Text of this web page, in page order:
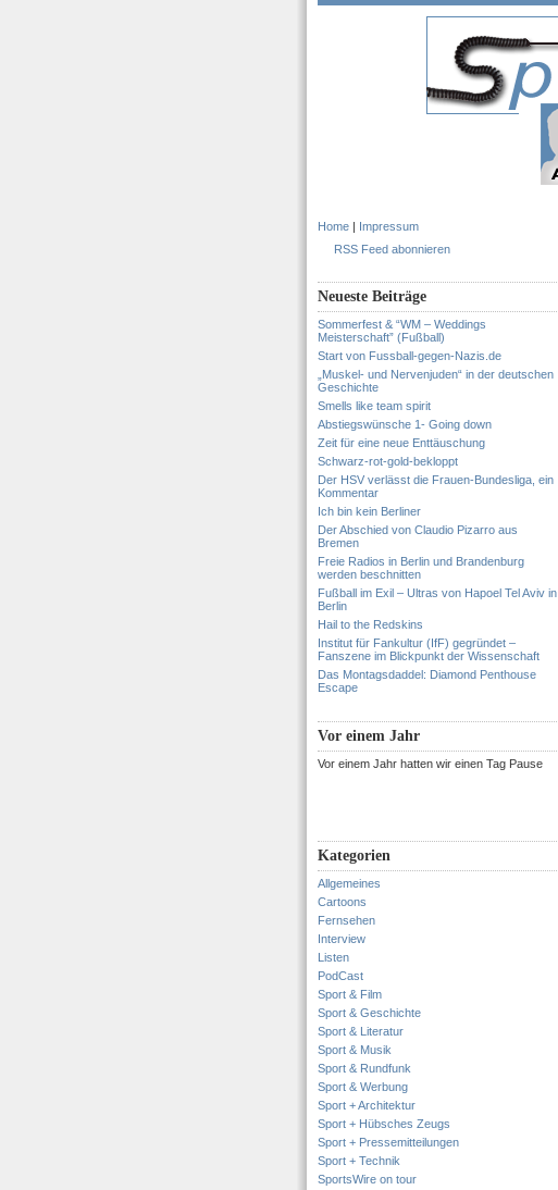
Home | Impressum
RSS Feed abonnieren
Neueste Beiträge
Sommerfest & “WM – Weddings
Meisterschaft” (Fußball)
Start von Fussball-gegen-Nazis.de
„Muskel- und Nervenjuden“ in der deutschen
Geschichte
Smells like team spirit
Abstiegswünsche 1- Going down
Zeit für eine neue Enttäuschung
Schwarz-rot-gold-bekloppt
Der HSV verlässt die Frauen-Bundesliga, ein
Kommentar
Ich bin kein Berliner
Der Abschied von Claudio Pizarro aus
Bremen
Freie Radios in Berlin und Brandenburg
werden beschnitten
Fußball im Exil – Ultras von Hapoel Tel Aviv in
Berlin
Hail to the Redskins
Institut für Fankultur (IfF) gegründet –
Fanszene im Blickpunkt der Wissenschaft
Das Montagsdaddel: Diamond Penthouse
Escape
Vor einem Jahr
Vor einem Jahr hatten wir einen Tag Pause
Kategorien
Allgemeines
Cartoons
Fernsehen
Interview
Listen
PodCast
Sport & Film
Sport & Geschichte
Sport & Literatur
Sport & Musik
Sport & Rundfunk
Sport & Werbung
Sport + Architektur
Sport + Hübsches Zeugs
Sport + Pressemitteilungen
Sport + Technik
SportsWire on tour